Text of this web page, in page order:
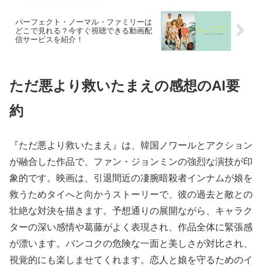
パーフェクト・ノーマル・ファミリーは
どこで見れる？今すぐ視聴できる動画配
信サービスを紹介！
ただ悪より救いたまえの感想のAI要
約
『ただ悪より救いたまえ』は、韓国ノワールとアクション
が融合した作品で、ファン・ジョンミンの強烈な演技が印
象的です。映画は、引退間近の凄腕暗殺者インナムが娘を
救うためタイへと向かうストーリーで、彼の過去と敵との
壮絶な対決を描きます。予想通りの展開ながら、キャラク
ターの深い感情や葛藤がよく表現され、作品全体に緊張感
が漂います。バンコクの危険な一面と美しさが対比され、
視覚的にも楽しませてくれます。恋人と娘を守るためのイ